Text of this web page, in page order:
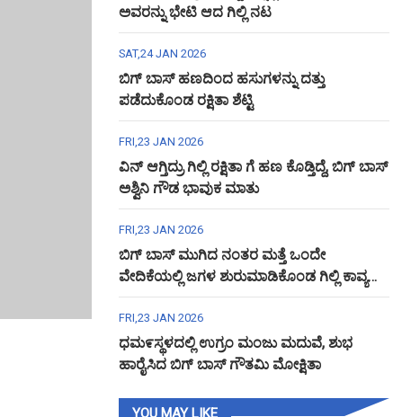
ಅವರನ್ನು ಭೇಟಿ ಆದ ಗಿಲ್ಲಿ ನಟ
SAT,24 JAN 2026
ಬಿಗ್ ಬಾಸ್ ಹಣದಿಂದ ಹಸುಗಳನ್ನು ದತ್ತು
ಪಡೆದುಕೊಂಡ ರಕ್ಷಿತಾ ಶೆಟ್ಟಿ
FRI,23 JAN 2026
ವಿನ್ ಆಗ್ತಿದ್ರು ಗಿಲ್ಲಿ ರಕ್ಷಿತಾ ಗೆ ಹಣ ಕೊಡ್ತಿದ್ದೆ, ಬಿಗ್ ಬಾಸ್
ಅಶ್ವಿನಿ ಗೌಡ ಭಾವುಕ ಮಾತು
FRI,23 JAN 2026
ಬಿಗ್ ಬಾಸ್ ಮುಗಿದ ನಂತರ ಮತ್ತೆ ಒಂದೇ
ವೇದಿಕೆಯಲ್ಲಿ ಜಗಳ ಶುರುಮಾಡಿಕೊಂಡ ಗಿಲ್ಲಿ ಕಾವ್ಯ
ಅಶ್ವಿನಿ ಗೌಡ
FRI,23 JAN 2026
ಧಮ೯ಸ್ಥಳದಲ್ಲಿ ಉಗ್ರಂ ಮಂಜು ಮದುವೆ, ಶುಭ
ಹಾರೈಸಿದ ಬಿಗ್ ಬಾಸ್ ಗೌತಮಿ ಮೋಕ್ಷಿತಾ
YOU MAY LIKE